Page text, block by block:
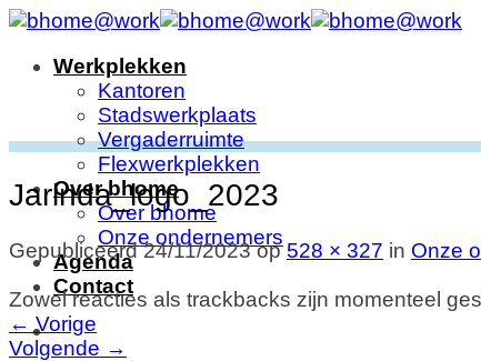
Ga
inhoudWerkplekken
Kantoren
Stadswerkplaats
Vergaderruimte
Flexwerkplekken
Over bhome
Over bhome
Onze ondernemers
Agenda
Contact
Jarinda_logo_2023
Gepubliceerd24/11/2023op528 × 327 in Onze
Zowel reacties als trackbacks zijn momenteel
← Vorige
Volgende →